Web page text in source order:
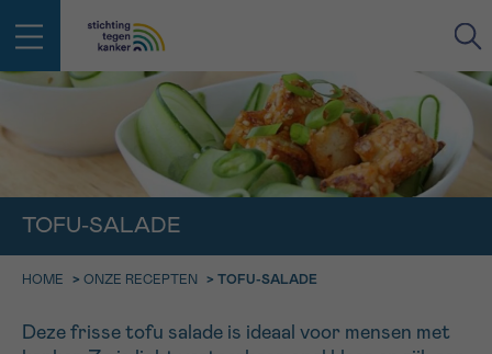
TOFU-SALADE
HOME > ONZE RECEPTEN > TOFU-SALADE
Deze frisse tofu salade is ideaal voor mensen met
IN DE STRIJD TEGEN KANKER STA
JE NIET ALLEEN
Professionele medewerkers beantwoorden je vragen
Contacteer ons gratis
ma-vrij 9u tot 18u
geen enkele diagnose
TERUG
Afspraak Vraag Gegevens